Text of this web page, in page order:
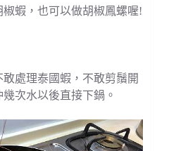
蝦，也可以做胡椒鳳螺喔!
處理泰國蝦，不敢剪鬚開
次水以後直接下鍋。